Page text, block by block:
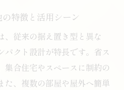
特徴と活用シーン
、従来の据え置き型と異な
パクト設計が特長です。省ス
集合住宅やスペースに制約の
た、複数の部屋や屋外へ簡単